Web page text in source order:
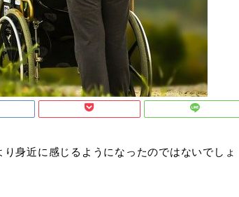
身近に感じるようになったのではないでしょ